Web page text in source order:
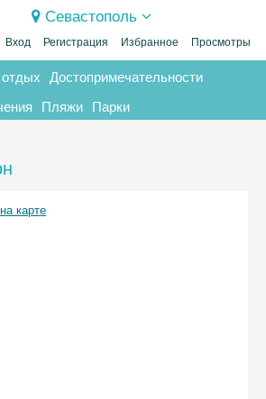
Севастополь
Вход Регистрация Избранное Просмотры
Достопримечательности
Пляжи Парки
на карте